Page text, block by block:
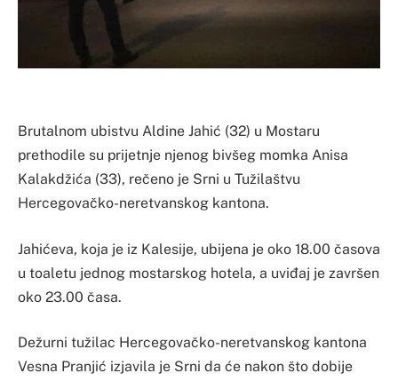
Brutalnom ubistvu Aldine Jahić (32) u Mostaru
prethodile su prijetnje njenog bivšeg momka Anisa
Kalakdžića (33), rečeno je Srni u Tužilaštvu
Hercegovačko-neretvanskog kantona.
Jahićeva, koja je iz Kalesije, ubijena je oko 18.00 časova
u toaletu jednog mostarskog hotela, a uviđaj je završen
oko 23.00 časa.
Dežurni tužilac Hercegovačko-neretvanskog kantona
Vesna Pranjić izjavila je Srni da će nakon što dobije